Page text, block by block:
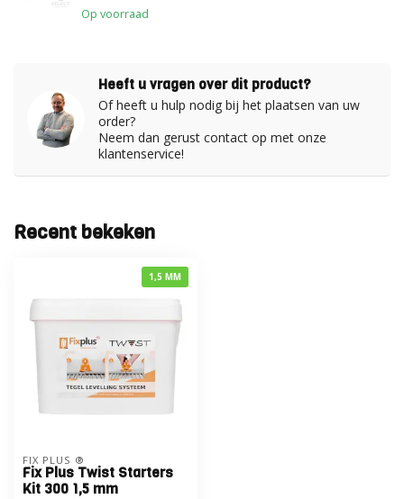
Op voorraad
Heeft u vragen over dit product?
Of heeft u hulp nodig bij het plaatsen van uw
order?
Neem dan gerust contact op met onze
klantenservice!
Recent bekeken
1,5 MM
FIX PLUS ®
Fix Plus Twist Starters
Kit 300 1,5 mm